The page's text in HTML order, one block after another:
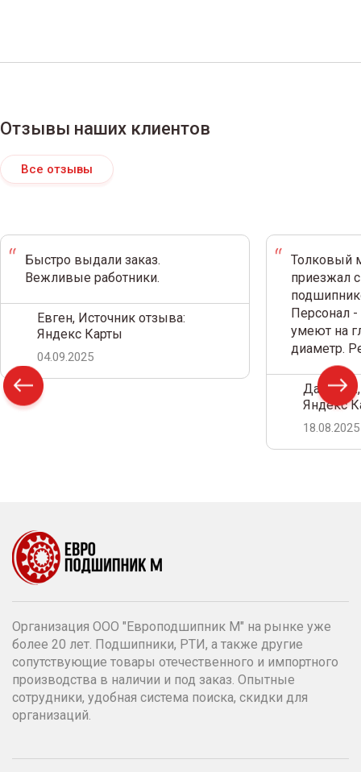
Отзывы наших клиентов
Все отзывы
Быстро выдали заказ.
Вежливые работники.
Евген, Источник отзыва:
Яндекс Карты
04.09.2025
Толковый
приезжал
Персонал
умеют на
диаметр.
Дамир
Яндекс
18.08.2025
Организация ООО "Европодшипник М" на рынке уже
более 20 лет. Подшипники, РТИ, а также другие
сопутствующие товары отечественного и импортного
производства в наличии и под заказ. Опытные
сотрудники, удобная система поиска, скидки для
организаций.